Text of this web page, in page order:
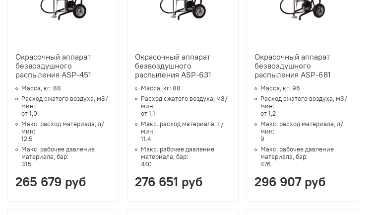
Окрасочный аппарат
безвоздушного
распыления ASP-451
Масса, кг:88
Расход сжатого воздуха, м3/
мин:
от 1,0
Макс. расход материала, л/
мин:
12.5
Макс. рабочее давление
материала, бар:
315
265 679 руб
Окрасочный аппарат
безвоздушного
распыления ASP-631
Масса, кг:88
Расход сжатого воздуха, м3/
мин:
от 1,1
Макс. расход материала, л/
мин:
11.4
Макс. рабочее давление
материала, бар:
440
276 651 руб
Окрасочный аппарат
безвоздушного
распыления ASP-681
Масса, кг: 96
Расход сжатого воздуха, м3/
мин:
от 1,2
Макс. расход материала, л/
мин:
9
Макс. рабочее давление
материала, бар:
476
296 907 руб